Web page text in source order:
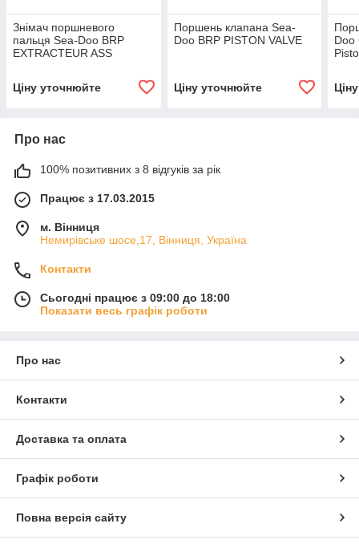
Знімач поршневого
пальця Sea-Doo BRP
EXTRACTEUR ASS
Ціну уточнюйте
Поршень клапана Sea-
Doo BRP PISTON VALVE
Ціну уточнюйте
Doo
Про нас
100% позитивних з 8 відгуків за рік
Працює з 17.03.2015
м. Вінниця
Немирівське шосе,17, Вінниця, Україна
Контакти
Сьогодні працює з 09:00 до 18:00
Показати весь графік роботи
Про нас
Контакти
Доставка та оплата
Графік роботи
Повна версія сайту